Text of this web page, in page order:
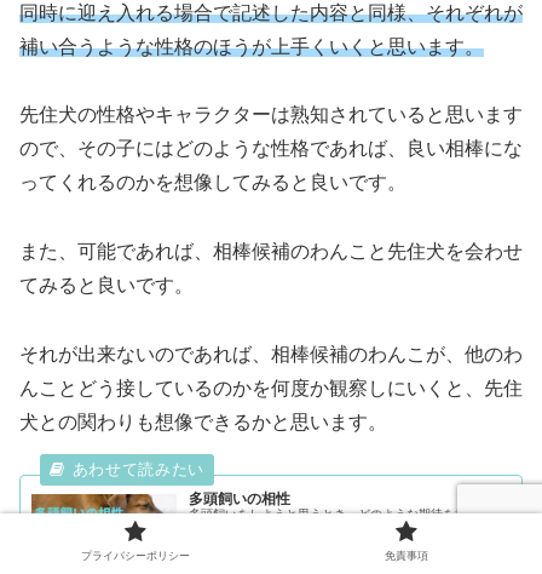
同時に迎え入れる場合で記述した内容と同様、それぞれが
補い合うような性格のほうが上手くいくと思います。
先住犬の性格やキャラクターは熟知されていると思います
ので、その子にはどのような性格であれば、良い相棒にな
ってくれるのかを想像してみると良いです。
また、可能であれば、相棒候補のわんこと先住犬を会わせ
てみると良いです。
それが出来ないのであれば、相棒候補のわんこが、他のわ
んことどう接しているのかを何度か観察しにいくと、先住
犬との関わりも想像できるかと思います。
多頭飼いの相性
多頭飼いをしようと思うとき、どのような期待を抱きます
か？わんちゃん同士が仲良く遊びまわったり、ぴったりと
寄り添って寝ちゃったり・・・？そんな姿を想像すると、
可愛いらしくて笑みがこぼれますよね。1頭飼いだと、
プライバシーポリシー 免責事項